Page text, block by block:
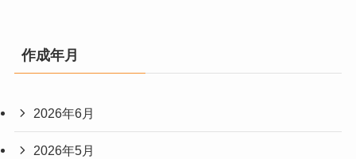
作成年月
2026年6月
2026年5月